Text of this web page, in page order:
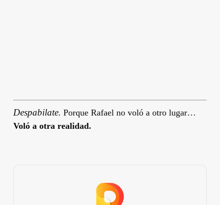
Despabilate. Porque Rafael no voló a otro lugar…
Voló a otra realidad.